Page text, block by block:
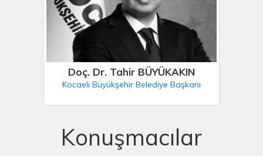
Doç. Dr. Tahir BÜYÜKAKIN
Kocaeli Büyükşehir Belediye Başkanı
Konuşmacılar